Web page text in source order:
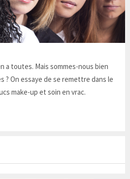
a toutes. Mais sommes-nous bien
? On essaye de se remettre dans le
make-up et soin en vrac.